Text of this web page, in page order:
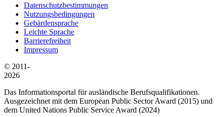
Datenschutzbestimmungen
Nutzungsbedingungen
Gebärdensprache
Leichte Sprache
Barrierefreiheit
Impressum
© 2011-
2026
Das Informationsportal für ausländische Berufsqualifikationen.
Ausgezeichnet mit dem European Public Sector Award (2015) und
dem United Nations Public Service Award (2024)